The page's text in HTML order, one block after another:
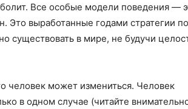
Все особые модели поведения —
Это выработанные годами стратегии
существовать в мире, не будучи
человек может измениться. Человек
в одном случае (читайте